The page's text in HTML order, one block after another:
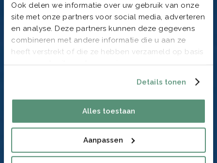
Ook delen we informatie over uw gebruik van onze
site met onze partners voor social media, adverteren
en analyse. Deze partners kunnen deze gegevens
combineren met andere informatie die u aan ze
heeft verstrekt of die ze hebben verzameld op basis
van uw gebruik van hun services.
Details tonen
Alles toestaan
Aanpassen